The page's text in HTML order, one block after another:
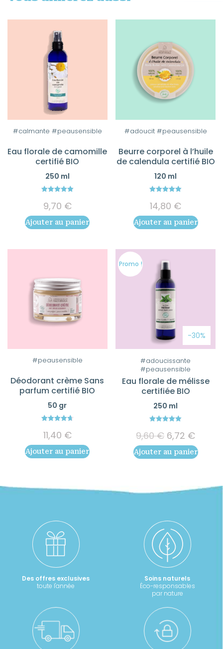
#calmante #peausensible
Eau florale de camomille
certifié BIO
250 ml
out of 5
9,70 €
Ajouter au panier
#adoucit #peausensible
Beurre corporel à l’huile
de calendula certifié BIO
120 ml
out of 5
14,80 €
Ajouter au panier
#peausensible
Déodorant crème Sans
parfum certifié BIO
50 gr
out of 5
11,40 €
Ajouter au panier
Promo !
-30%
#adoucissante
#peausensible
Eau florale de mélisse
certifiée BIO
250 ml
out of 5
9,60€ Le
prix
initial
6,72 €Le
prix
actuel
Ajouter au panier
Des offres exclusives
toute l'année
Soins naturels
Éco-responsables
par nature